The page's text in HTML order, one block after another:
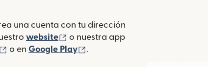
una cuenta con tu dirección
website (se abre en una ventana nueva)
o nuestra app
(se abre en una ventana nueva)
o en Google Play (se abre en una ventana nueva)
.